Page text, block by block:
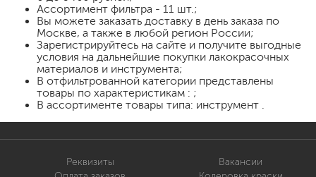
Ассортимент фильтра - 11 шт.;
Вы можете заказать доставку в день заказа по
Москве, а также в любой регион России;
Зарегистрируйтесь на сайте и получите выгодные
условия на дальнейшие покупки лакокрасочных
материалов и инструмента;
В отфильтрованной категории представлены
товары по характеристикам : ;
В ассортименте товары типа: инструмент .
Реквизиты
Вакансии